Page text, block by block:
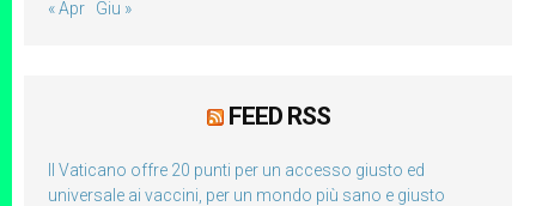
« Apr Giu »
FEED RSS
Il Vaticano offre 20 punti per un accesso giusto ed
universale ai vaccini, per un mondo più sano e giusto